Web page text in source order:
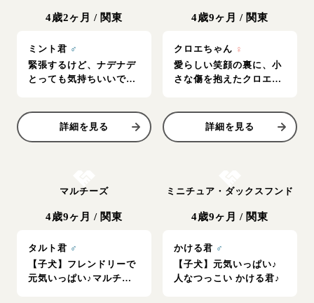
4歳2ヶ月 / 関東
ミント君 ♂
緊張するけど、ナデナデ
とっても気持ちいいです
詳細を見る
4歳9ヶ月 / 関東
クロエちゃん ♀
愛らしい笑顔の裏に、小
さな傷を抱えたクロエち
詳細を見る
マルチーズ
4歳9ヶ月 / 関東
タルト君 ♂
【子犬】フレンドリーで
元気いっぱい♪マルチー
ミニチュア・ダックスフンド
4歳9ヶ月 / 関東
かける君 ♂
【子犬】元気いっぱい♪
人なつっこい かける君♪